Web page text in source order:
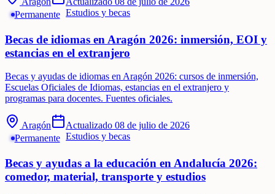
Permanente Estudios y becas
Becas de idiomas en Aragón 2026: inmersión, EOI y
estancias en el extranjero
Becas y ayudas de idiomas en Aragón 2026: cursos de inmersión,
Escuelas Oficiales de Idiomas, estancias en el extranjero y
programas para docentes. Fuentes oficiales.
Aragón Actualizado 08 de julio de 2026
Permanente Estudios y becas
Becas y ayudas a la educación en Andalucía 2026:
comedor, material, transporte y estudios